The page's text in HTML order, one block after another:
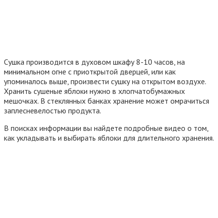
Сушка производится в духовом шкафу 8-10 часов, на
минимальном огне с приоткрытой дверцей, или как
упоминалось выше, произвести сушку на открытом воздухе.
Хранить сушеные яблоки нужно в хлопчатобумажных
мешочках. В стеклянных банках хранение может омрачиться
заплесневелостью продукта.
В поисках информации вы найдете подробные видео о том,
как укладывать и выбирать яблоки для длительного хранения.